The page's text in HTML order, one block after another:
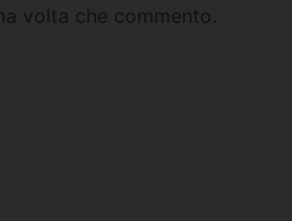
volta che commento.